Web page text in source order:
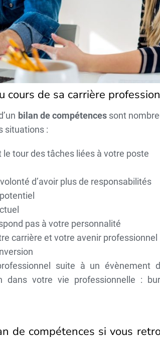
cours de sa carrière
bilan de compétencessont
situations :
le tour des tâches liées à votre poste
d’avoir plus de responsabilités
pas à votre personnalité
carrière et votre avenir professionnel
suite à un évènement
dans votre vie professionnelle :
de compétences si vous